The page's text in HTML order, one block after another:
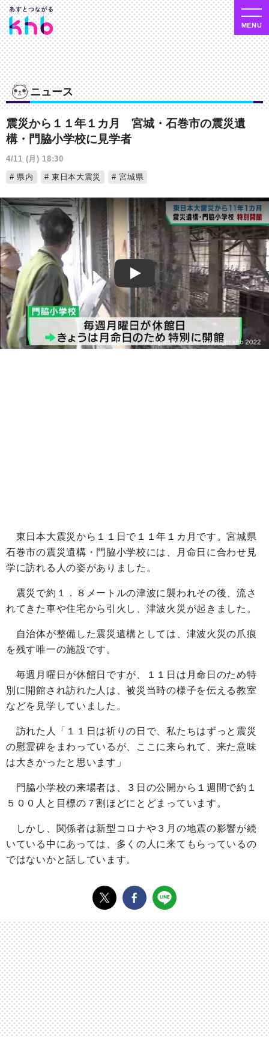
ニュース
震災から１１年１カ月 宮城・石巻市の震災遺
構・門脇小学校に見学者
4/11 (月) 18:30
県内
東日本大震災 宮城県
Play
東日本大震災から１１日で１１年１カ月です。宮城県
石巻市の震災遺構・門脇小学校には、月命日に合わせ見
学に訪れる人の姿がありました。
震災で約１．８メートルの津波に襲われその後、流さ
れてきた車や住宅から引火し、津波火災が起きました。
自治体が整備した震災遺構としては、津波火災の爪痕
を残す唯一の施設です。
毎週月曜日が休館日ですが、１１日は月命日のため特
別に開館され訪れた人は、被災当時の様子を伝える教室
などを見学していました。
訪れた人「１１日は祈りの日で、私たちはずっと震災
の慰霊碑をまわっているが、ここに来られて、来た意味
は大きかったと思います」
門脇小学校の来場者は、３日の公開から１週間で約１
５００人と目標の７割ほどにとどまっています。
しかし、関係者は新型コロナや３月の地震の影響が続
いている中にあっては、多くの人に来てもらっているの
ではないかと話しています。